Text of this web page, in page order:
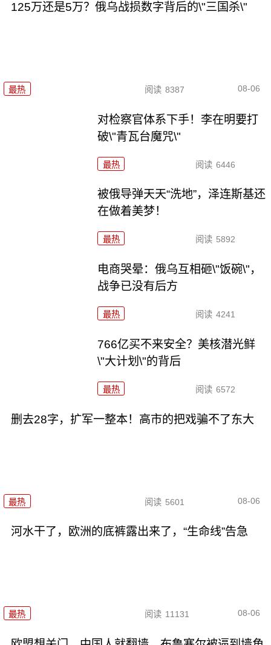
125万还是5万？俄乌战损数字背后的\"三国杀\"
最热 阅读 8387 08-06
对检察官体系下手！李在明要打
破\"青瓦台魔咒\"
最热 阅读 6446
被俄导弹天天“洗地”，泽连斯基还
在做着美梦！
最热 阅读 5892
电商哭晕：俄乌互相砸\"饭碗\"，
战争已没有后方
最热 阅读 4241
766亿买不来安全？美核潜光鲜
\"大计划\"的背后
最热 阅读 6572
删去28字，扩军一整本！高市的把戏骗不了东大
最热 阅读 5601 08-06
河水干了，欧洲的底裤露出来了，“生命线”告急
最热 阅读 11131 08-06